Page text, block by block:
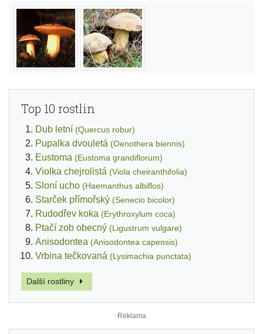
Top 10 rostlin
Dub letní (Quercus robur)
Pupalka dvouletá (Oenothera biennis)
Eustoma (Eustoma grandiflorum)
Violka chejrolistá (Viola cheiranthifolia)
Sloní ucho (Haemanthus albiflos)
Starček přímořský (Senecio bicolor)
Rudodřev koka (Erythroxylum coca)
Ptačí zob obecný (Ligustrum vulgare)
Anisodontea (Anisodontea capensis)
Vrbina tečkovaná (Lysimachia punctata)
Další rostliny